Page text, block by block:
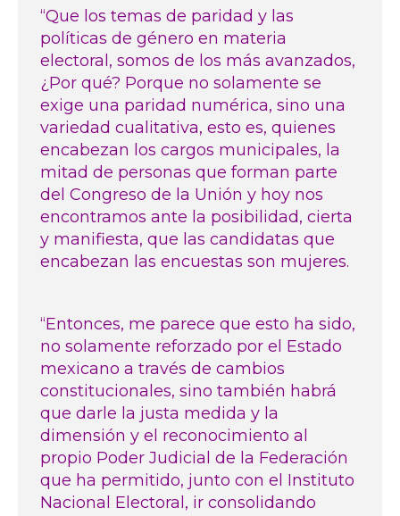
“Que los temas de paridad y las
políticas de género en materia
electoral, somos de los más avanzados,
¿Por qué? Porque no solamente se
exige una paridad numérica, sino una
variedad cualitativa, esto es, quienes
encabezan los cargos municipales, la
mitad de personas que forman parte
del Congreso de la Unión y hoy nos
encontramos ante la posibilidad, cierta
y manifiesta, que las candidatas que
encabezan las encuestas son mujeres.
“Entonces, me parece que esto ha sido,
no solamente reforzado por el Estado
mexicano a través de cambios
constitucionales, sino también habrá
que darle la justa medida y la
dimensión y el reconocimiento al
propio Poder Judicial de la Federación
que ha permitido, junto con el Instituto
Nacional Electoral, ir consolidando